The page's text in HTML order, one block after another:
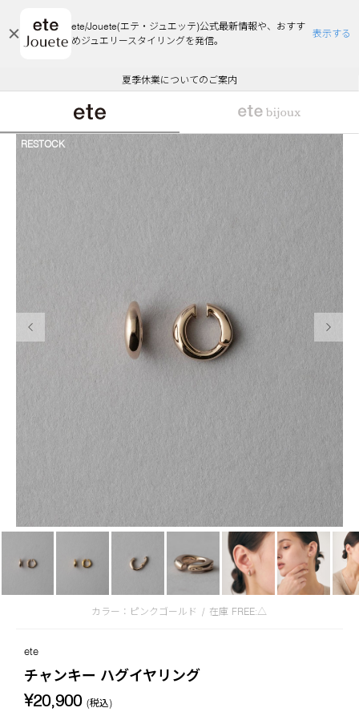
ete/Jouete(エテ・ジュエッテ)公式最新情報や、おすす
めジュエリースタイリングを発信。
表示する
エコラッピング及びエコポイント付与のご案内
ご注文いただいたお品物のお届け状況について
夏季休業についてのご案内
WEB Limited Items >>
採用のご案内
悪質な偽サイトにご注意ください
エコラッピング及びエコポイント付与のご案内
ご注文いただいたお品物のお届け状況について
カラー：ピンクゴールド / 在庫 FREE:△
RESTOCK
ete
チャンキー ハグイヤリング
¥20,900 (税込)